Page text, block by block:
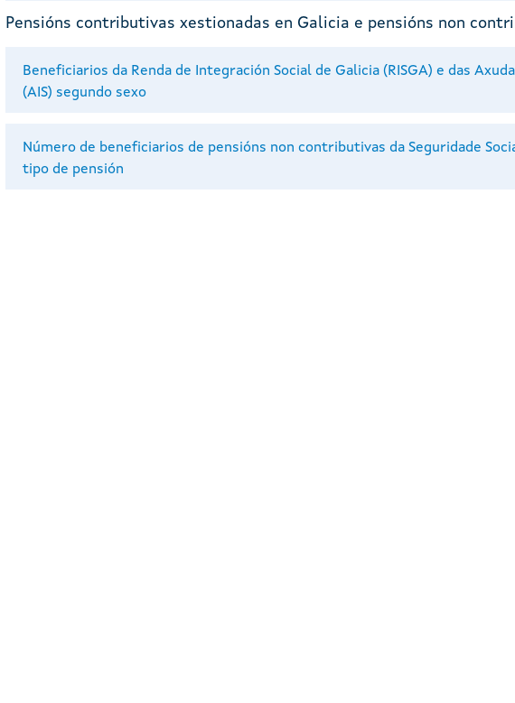
Pensións contributivas xestionadas en Galicia e pensións non
Beneficiarios da Renda de Integración Social de Galicia (RISGA) e das
(AIS) segundo sexo
Número de beneficiarios de pensións non contributivas da Seguridade
tipo de pensión